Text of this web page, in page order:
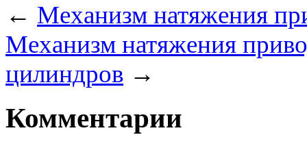
← Механизм натяжения
Механизм натяжения
цилиндров →
Комментарии